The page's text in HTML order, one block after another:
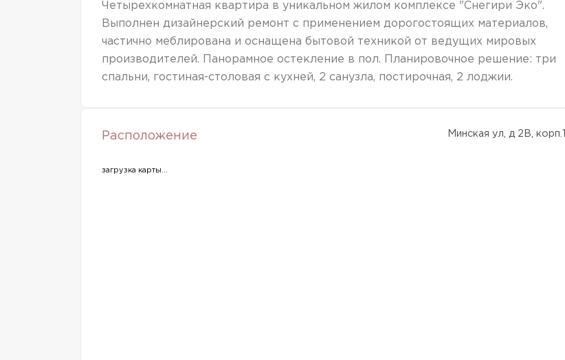
Четырехкомнатная квартира в уникальном жилом комплексе "Снегири Эко".
Выполнен дизайнерский ремонт с применением дорогостоящих материалов,
частично меблирована и оснащена бытовой техникой от ведущих мировых
производителей. Панорамное остекление в пол. Планировочное решение: три
спальни, гостиная-столовая с кухней, 2 санузла, постирочная, 2 лоджии.
Расположение Минская ул, д 2В, корп.1
загрузка карты...